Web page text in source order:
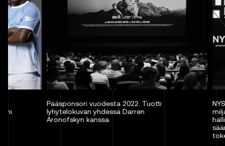
Pääsponsori vuodesta 2022. Tuotti
lyhytelokuvan yhdessä Darren
Aronofskyn kanssa.
NYSE:n
miljardin
säänneltyjä
tokenisoituja